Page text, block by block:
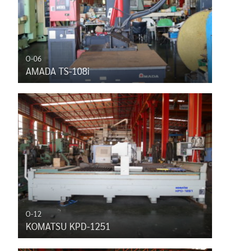
O-06
AMADA TS-108i
O-12
KOMATSU KPD-1251